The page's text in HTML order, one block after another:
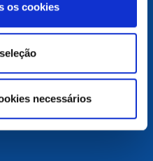
os cookies
necessários
vzw (EURid)